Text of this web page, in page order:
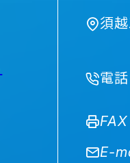
須
電話
FAX
E-